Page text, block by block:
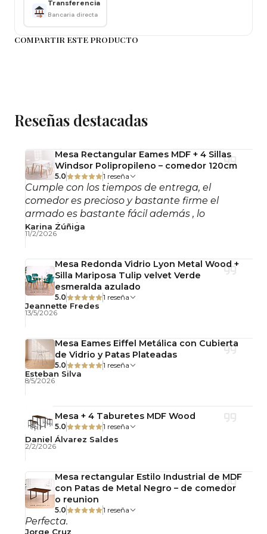
ventilación y comodidad, mientras que su
sofisticada inspirada en el diseño europeo clásico.
hoteles y proyectos de interiorismo que buscan
un equilibrio entre diseño vintage y modernidad.
Calidad y Durabilidad
Fabricada conmadera maciza tratada
natural tejido y estructura de acero inoxidable
cromado, materiales seleccionados por su
resistencia, estabilidad y larga vida útil.
cómoda y ventilada, mientras que la estructura
tubular cromada garantiza firmeza estructural y
una apariencia elegante que mantiene su
atractivo con el paso del tiempo.
Incorpora topes antideslizantes que ayudan a
proteger el piso y mejorar la estabilidad durante
el uso diario.
Modelo: Breuer Ratán
Material principal: Madera de caucho
Material secundario: Ratán natural
Alto: 81,5 cm
Ancho: 47,7 cm
Profundidad: 66 cm
Altura del asiento: 47,5 cm
Transferencia
Bancaria directa
COMPARTIR ESTE PRODUCTO
Reseñas destacadas
Mesa Rectangular Eames MDF + 4 Sillas
Windsor Polipropileno – comedor 120cm
5.0 1 reseña
Cumple con los tiempos de entrega, el
comedor es precioso y bastante firme el
armado es bastante fácil además , lo
recomiendo!
Karina Zúñiga
11/2/2026
Mesa Redonda Vidrio Lyon Metal Wood +
Silla Mariposa Tulip velvet Verde
esmeralda azulado
5.0 1 reseña
Jeannette Fredes
13/5/2026
Mesa Eames Eiffel Metálica con Cubierta
de Vidrio y Patas Plateadas
5.0 1 reseña
Esteban Silva
8/5/2026
Mesa + 4 Taburetes MDF Wood
5.0 1 reseña
Daniel Álvarez Saldes
2/2/2026
Mesa rectangular Estilo Industrial de MDF
con Patas de Metal Negro – de comedor
o reunion
5.0 1 reseña
Perfecta.
Jorge Cruz